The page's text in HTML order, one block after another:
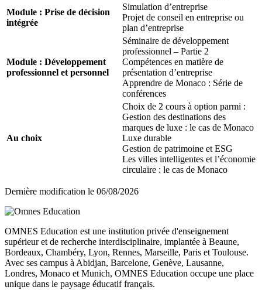
Module : Prise de décision
intégrée
Simulation d’entreprise
Projet de conseil en entreprise ou
plan d’entreprise
Module : Développement
professionnel et personnel
Séminaire de développement
professionnel – Partie 2
Compétences en matière de
présentation d’entreprise
Apprendre de Monaco : Série de
conférences
Au choix
Choix de 2 cours à option parmi :
Gestion des destinations des
marques de luxe : le cas de Monaco
Luxe durable
Gestion de patrimoine et ESG
Les villes intelligentes et l’économie
circulaire : le cas de Monaco
Dernière modification le 06/08/2026
OMNES Education est une institution privée d'enseignement
supérieur et de recherche interdisciplinaire, implantée à Beaune,
Bordeaux, Chambéry, Lyon, Rennes, Marseille, Paris et Toulouse.
Avec ses campus à Abidjan, Barcelone, Genève, Lausanne,
Londres, Monaco et Munich, OMNES Education occupe une place
unique dans le paysage éducatif français.